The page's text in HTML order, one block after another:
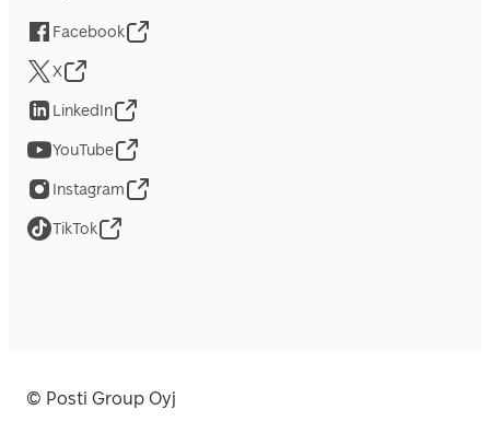
Facebook
X
LinkedIn
YouTube
Instagram
TikTok
© Posti Group Oyj